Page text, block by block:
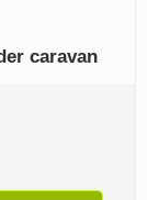
caravan